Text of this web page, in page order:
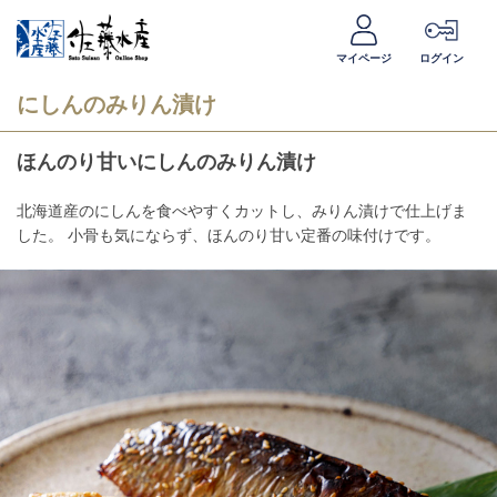
マイページ ログイン
にしんのみりん漬け
ほんのり甘いにしんのみりん漬け
北海道産のにしんを食べやすくカットし、みりん漬けで仕上げま
した。 小骨も気にならず、ほんのり甘い定番の味付けです。